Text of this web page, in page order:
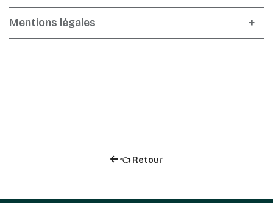
Mentions légales
👈 Retour